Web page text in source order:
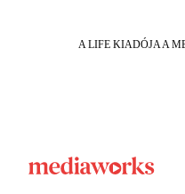
A LIFE KIADÓJA A